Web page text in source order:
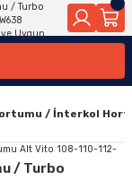
Bobin Buji Kablosu
Motoru
/ İnterkol
/ Turbo